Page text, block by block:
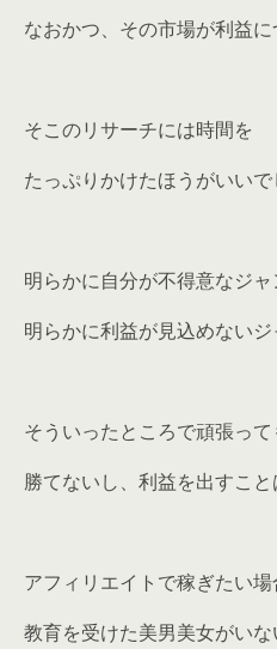
なおかつ、その市場が利益に
そこのリサーチには時間を
たっぷりかけたほうがいいで
明らかに自分が不得意なジ
明らかに利益が見込めない
そういったところで頑張って
勝てないし、利益を出すこと
アフィリエイトで稼ぎたい場
教育を受けた美男美女がい